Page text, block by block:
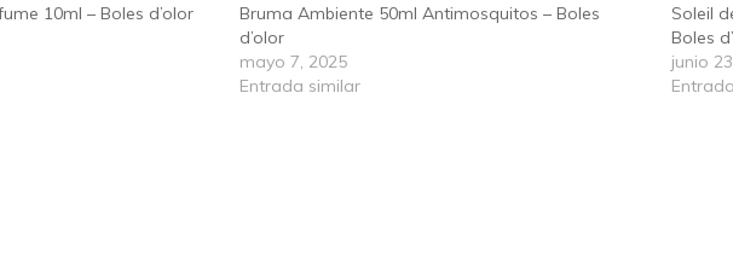
10ml – Boles d’olor
Bruma Ambiente 50ml Antimosquitos – Boles
d’olor
mayo 7, 2025
Entrada similar
Soleil
Boles
junio